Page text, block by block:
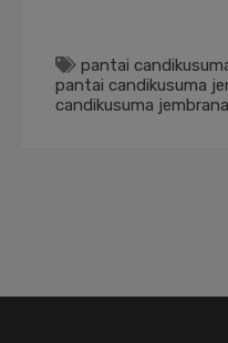
pantai
pantai candikusuma
candikusuma